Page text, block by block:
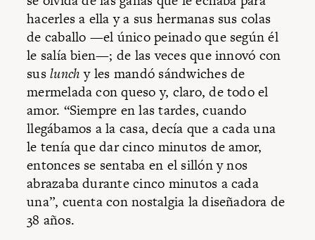
hacerles a ella y a sus hermanas sus colas
de caballo —el único peinado que según él
le salía bien—; de las veces que innovó con
suslunchy les mandó sándwiches de
mermelada con queso y, claro, de todo el
amor. “Siempre en las tardes, cuando
llegábamos a la casa, decía que a cada una
le tenía que dar cinco minutos de amor,
entonces se sentaba en el sillón y nos
abrazaba durante cinco minutos a cada
una”, cuenta con nostalgia la diseñadora de
38 años.